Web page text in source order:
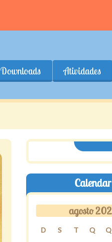
Downloads Atividades
Calendar
agosto
D S T Q Q